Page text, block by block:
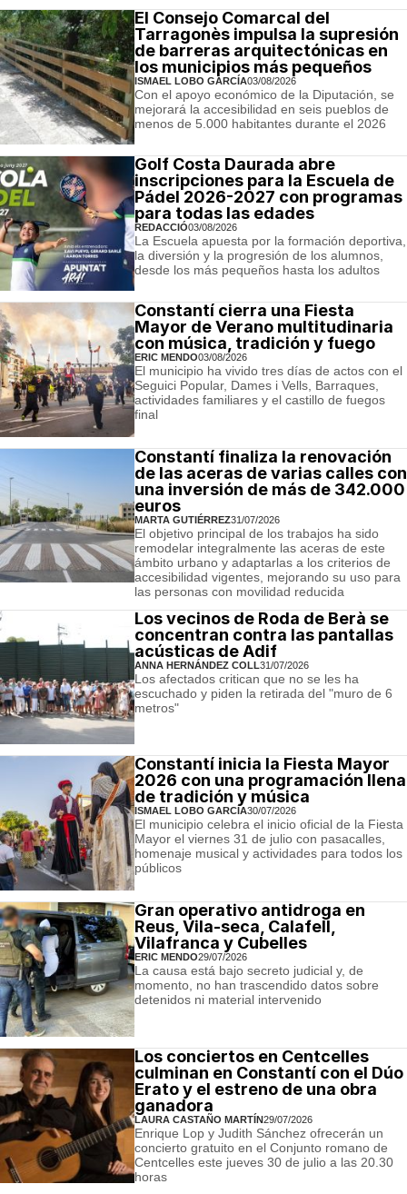
El Consejo Comarcal del
Tarragonès impulsa la supresión
de barreras arquitectónicas en
los municipios más pequeños
ISMAEL LOBO GARCÍA03/08/2026
Con el apoyo económico de la Diputación, se
mejorará la accesibilidad en seis pueblos de
menos de 5.000 habitantes durante el 2026
Golf Costa Daurada abre
inscripciones para la Escuela de
Pádel 2026-2027 con programas
para todas las edades
REDACCIÓ03/08/2026
La Escuela apuesta por la formación deportiva,
la diversión y la progresión de los alumnos,
desde los más pequeños hasta los adultos
Constantí cierra una Fiesta
Mayor de Verano multitudinaria
con música, tradición y fuego
ERIC MENDO03/08/2026
El municipio ha vivido tres días de actos con el
Seguici Popular, Dames i Vells, Barraques,
actividades familiares y el castillo de fuegos
final
Constantí finaliza la renovación
de las aceras de varias calles con
una inversión de más de 342.000
euros
MARTA GUTIÉRREZ31/07/2026
El objetivo principal de los trabajos ha sido
remodelar integralmente las aceras de este
ámbito urbano y adaptarlas a los criterios de
accesibilidad vigentes, mejorando su uso para
las personas con movilidad reducida
Los vecinos de Roda de Berà se
concentran contra las pantallas
acústicas de Adif
ANNA HERNÁNDEZ COLL31/07/2026
Los afectados critican que no se les ha
escuchado y piden la retirada del "muro de 6
metros"
Constantí inicia la Fiesta Mayor
2026 con una programación llena
de tradición y música
ISMAEL LOBO GARCÍA30/07/2026
El municipio celebra el inicio oficial de la Fiesta
Mayor el viernes 31 de julio con pasacalles,
homenaje musical y actividades para todos los
públicos
Gran operativo antidroga en
Reus, Vila-seca, Calafell,
Vilafranca y Cubelles
ERIC MENDO29/07/2026
La causa está bajo secreto judicial y, de
momento, no han trascendido datos sobre
detenidos ni material intervenido
Los conciertos en Centcelles
culminan en Constantí con el Dúo
Erato y el estreno de una obra
ganadora
LAURA CASTAÑO MARTÍN29/07/2026
Enrique Lop y Judith Sánchez ofrecerán un
concierto gratuito en el Conjunto romano de
Centcelles este jueves 30 de julio a las 20.30
horas